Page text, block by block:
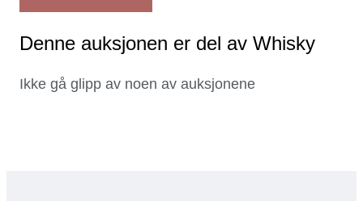
Denne auksjonen er del av Whisky
Ikke gå glipp av noen av auksjonene